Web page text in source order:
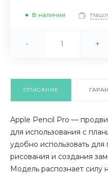
В наличии
- +
ОПИСАНИЕ
Apple Pencil Pro —
для использования с
удобно использовать для
рисования и создания
Модель распознает силу